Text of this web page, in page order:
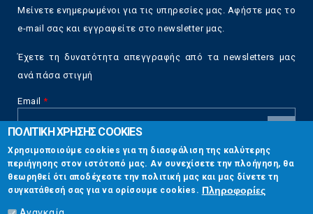
Μείνετε ενημερωμένοι για τις υπηρεσίες μας. Αφήστε μας το
e-mail σας και εγγραφείτε στο newsletter μας.
Έχετε τη δυνατότητα απεγγραφής από τα newsletters μας
ανά πάσα στιγμή
Email *
CAPTCHA
This
question is
for testing
whether or
not you are a
Επικοινωνία
Στουρνάρη 17, Αθήνα 10683
ΠΟΛΙΤΙΚΗ ΧΡΗΣΗΣ COOKIES
Χρησιμοποιούμε cookies για τη διασφάλιση της καλύτερης
περιήγησης στον ιστότοπό μας. Αν συνεχίσετε την πλοήγηση, θα
θεωρηθεί ότι αποδέχεστε την πολιτική μας και μας δίνετε τη
συγκατάθεσή σας για να ορίσουμε cookies. Πληροφορίες